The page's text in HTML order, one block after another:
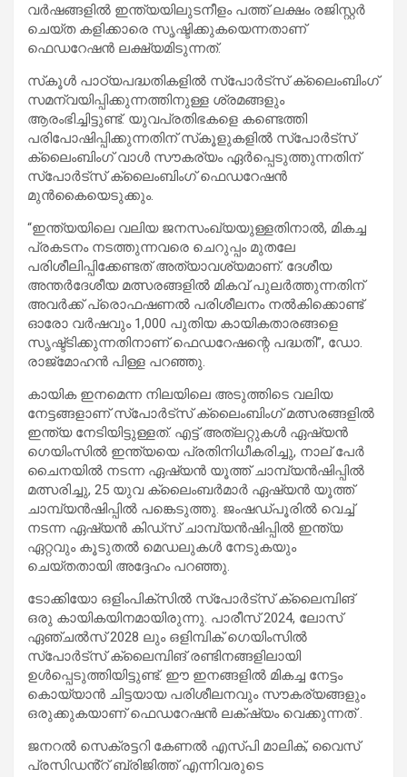
വർഷങ്ങളിൽ ഇന്ത്യയിലുടനീളം പത്ത് ലക്ഷം രജിസ്റ്റർ
ചെയ്ത കളിക്കാരെ സൃഷ്ടിക്കുകയെന്നതാണ്
ഫെഡറേഷൻ ലക്ഷ്യമിടുന്നത്.
സ്‌കൂൾ പാഠ്യപദ്ധതികളിൽ സ്‌പോർട്‌സ് ക്ലൈംബിംഗ്
സമന്വയിപ്പിക്കുന്നത്തിനുള്ള ശ്രമങ്ങളും
ആരംഭിച്ചിട്ടുണ്ട്. യുവപ്രതിഭകളെ കണ്ടെത്തി
പരിപോഷിപ്പിക്കുന്നതിന് സ്‌കൂളുകളിൽ സ്‌പോർട്‌സ്
ക്ലൈംബിംഗ് വാൾ സൗകര്യം ഏർപ്പെടുത്തുന്നതിന്
സ്‌പോർട്‌സ് ക്ലൈംബിംഗ് ഫെഡറേഷൻ
മുൻകൈയെടുക്കും.
“ഇന്ത്യയിലെ വലിയ ജനസംഖ്യയുള്ളതിനാൽ, മികച്ച
പ്രകടനം നടത്തുന്നവരെ ചെറുപ്പം മുതലേ
പരിശീലിപ്പിക്കേണ്ടത് അത്യാവശ്യമാണ്. ദേശീയ
അന്തർദേശീയ മത്സരങ്ങളിൽ മികവ് പുലർത്തുന്നതിന്
അവർക്ക് പ്രൊഫഷണൽ പരിശീലനം നൽകിക്കൊണ്ട്
ഓരോ വർഷവും 1,000 പുതിയ കായികതാരങ്ങളെ
സൃഷ്ട്ടിക്കുന്നതിനാണ് ഫെഡറേഷന്റെ പദ്ധതി”, ഡോ.
രാജ്‌മോഹൻ പിള്ള പറഞ്ഞു.
കായിക ഇനമെന്ന നിലയിലെ അടുത്തിടെ വലിയ
നേട്ടങ്ങളാണ് സ്പോർട്സ് ക്ലൈംബിംഗ് മത്സരങ്ങളിൽ
ഇന്ത്യ നേടിയിട്ടുള്ളത്. എട്ട് അത്ലറ്റുകൾ ഏഷ്യൻ
ഗെയിംസിൽ ഇന്ത്യയെ പ്രതിനിധീകരിച്ചു, നാല് പേർ
ചൈനയിൽ നടന്ന ഏഷ്യൻ യൂത്ത് ചാമ്പ്യൻഷിപ്പിൽ
മത്സരിച്ചു, 25 യുവ ക്ലൈംബർമാർ ഏഷ്യൻ യൂത്ത്
ചാമ്പ്യൻഷിപ്പിൽ പങ്കെടുത്തു. ജംഷഡ്പൂരിൽ വെച്ച്
നടന്ന ഏഷ്യൻ കിഡ്സ് ചാമ്പ്യൻഷിപ്പിൽ ഇന്ത്യ
ഏറ്റവും കൂടുതൽ മെഡലുകൾ നേടുകയും
ചെയ്തതായി അദ്ദേഹം പറഞ്ഞു.
ടോക്കിയോ ഒളിംപിക്സിൽ സ്പോർട്സ് ക്ലൈമ്പിങ്
ഒരു കായികയിനമായിരുന്നു. പാരീസ് 2024, ലോസ്
ഏഞ്ചൽസ് 2028 ലും ഒളിമ്പിക് ഗെയിംസിൽ
സ്പോർട്സ് ക്ലൈമ്പിങ് രണ്ടിനങ്ങളിലായി
ഉൾപ്പെടുത്തിയിട്ടുണ്ട്. ഈ ഇനങ്ങളിൽ മികച്ച നേട്ടം
കൊയ്യാൻ ചിട്ടയായ പരിശീലനവും സൗകര്യങ്ങളും
ഒരുക്കുകയാണ് ഫെഡറേഷൻ ലക്‌ഷ്യം വെക്കുന്നത് .
ജനറൽ സെക്രട്ടറി കേണൽ എസ്പി മാലിക്, വൈസ്
പ്രസിഡൻ്റ് ബ്രിജിത്ത് എന്നിവരുടെ